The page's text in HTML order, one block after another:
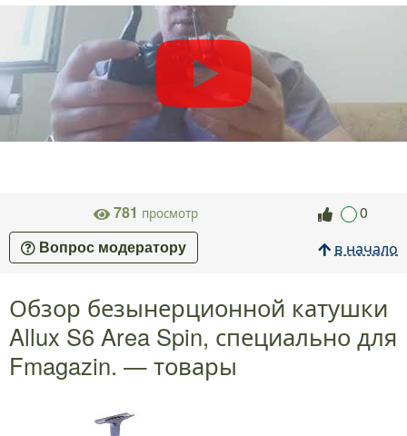
781 просмотр 0
Вопрос модератору в начало
Обзор безынерционной катушки
Allux S6 Area Spin, специально для
Fmagazin. — товары